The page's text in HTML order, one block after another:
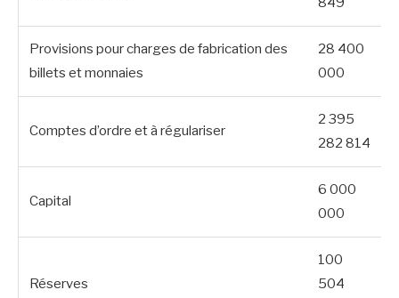
Provisions pour charges de fabrication des
billets et monnaies
28 400
000
Comptes d’ordre et à régulariser
2 395
282 814
Capital
6 000
000
Réserves
100
504